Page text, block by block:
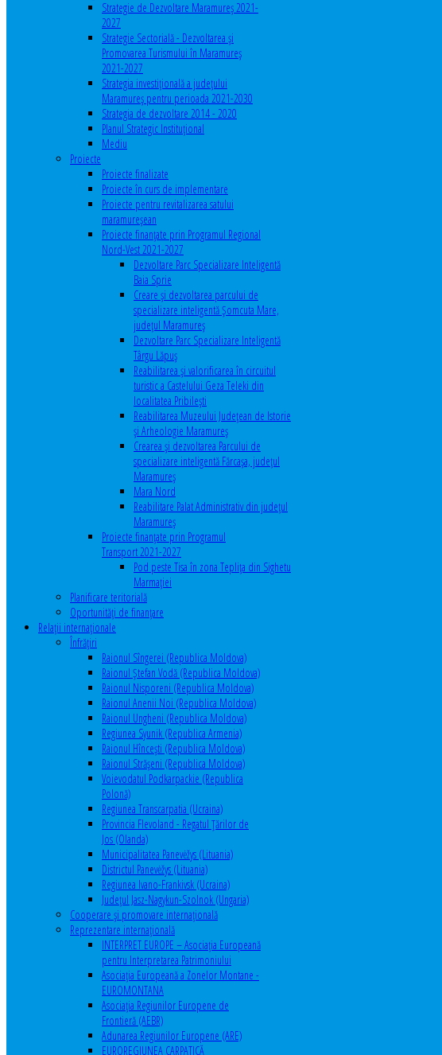
Strategie de Dezvoltare Maramureș 2021-
2027
Strategie Sectorială - Dezvoltarea și
Promovarea Turismului în Maramureș
2021-2027
Strategia investiţională a județului
Maramureș pentru perioada 2021-2030
Strategia de dezvoltare 2014 - 2020
Planul Strategic Instituţional
Mediu
Proiecte
Proiecte finalizate
Proiecte în curs de implementare
Proiecte pentru revitalizarea satului
maramureşean
Proiecte finanțate prin Programul Regional
Nord-Vest 2021-2027
Dezvoltare Parc Specializare Inteligentă
Baia Sprie
Creare și dezvoltarea parcului de
specializare inteligentă Șomcuta Mare,
județul Maramureș
Dezvoltare Parc Specializare Inteligentă
Târgu Lăpuș
Reabilitarea și valorificarea în circuitul
turistic a Castelului Geza Teleki din
localitatea Pribilești
Reabilitarea Muzeului Județean de Istorie
și Arheologie Maramureș
Crearea și dezvoltarea Parcului de
specializare inteligentă Fărcașa, județul
Maramureș
Mara Nord
Reabilitare Palat Administrativ din județul
Maramureș
Proiecte finanțate prin Programul
Transport 2021-2027
Pod peste Tisa în zona Teplița din Sighetu
Marmației
Planificare teritorială
Oportunităţi de finanţare
Relaţii internaţionale
Înfrăţiri
Raionul Sîngerei (Republica Moldova)
Raionul Ștefan Vodă (Republica Moldova)
Raionul Nisporeni (Republica Moldova)
Raionul Anenii Noi (Republica Moldova)
Raionul Ungheni (Republica Moldova)
Regiunea Syunik (Republica Armenia)
Raionul Hîncești (Republica Moldova)
Raionul Străşeni (Republica Moldova)
Voievodatul Podkarpackie (Republica
Polonă)
Regiunea Transcarpatia (Ucraina)
Provincia Flevoland - Regatul Ţărilor de
Jos (Olanda)
Municipalitatea Panevėžys (Lituania)
Districtul Panevėžys (Lituania)
Regiunea Ivano-Frankivsk (Ucraina)
Judeţul Jasz-Nagykun-Szolnok (Ungaria)
Cooperare şi promovare internaţională
Reprezentare internaţională
INTERPRET EUROPE – Asociația Europeană
pentru Interpretarea Patrimoniului
Asociația Europeană a Zonelor Montane -
EUROMONTANA
Asociația Regiunilor Europene de
Frontieră (AEBR)
Adunarea Regiunilor Europene (ARE)
EUROREGIUNEA CARPATICĂ